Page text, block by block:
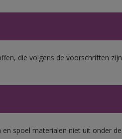
die volgens de voorschriften zijn
spoel materialen niet uit onder de